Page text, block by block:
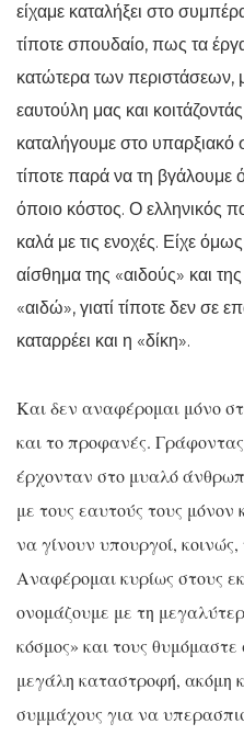
είχαμε καταλήξει στο
τίποτε σπουδαίο, πως τα
κατώτερα των περιστάσεων,
εαυτούλη μας και
καταλήγουμε στο υπαρξιακό
τίποτε παρά να τη
όποιο κόστος. Ο ελληνικός
καλά με τις ενοχές. Είχε
αίσθημα της «αιδούς» και
«αιδώ», γιατί τίποτε δεν σε
καταρρέει και η «δίκη».
Και δεν αναφέρομαι μόνο
και το προφανές.
έρχονταν στο μυαλό
με τους εαυτούς τους
να γίνουν υπουργοί,
Αναφέρομαι κυρίως στους
ονομάζουμε με τη
κόσμος» και τους
μεγάλη καταστροφή, ακόμη
συμμάχους για να